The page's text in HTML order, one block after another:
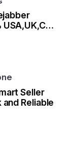
Seller
Reliable